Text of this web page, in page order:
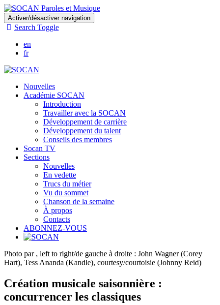
Skip
to
main
content
Activer/désactiver navigation
Search Toggle
en
fr
Nouvelles
Académie SOCAN
Introduction
Travailler avec la SOCAN
Développement de carrière
Développement du talent
Conseils des membres
Socan TV
Sections
Nouvelles
En vedette
Trucs du métier
Vu du sommet
Chanson de la semaine
À propos
Contacts
ABONNEZ-VOUS
Photo par , left to right/de gauche à droite : John Wagner (Corey
Hart), Tess Ananda (Kandle), courtesy/courtoisie (Johnny Reid)
Création musicale saisonnière :
concurrencer les classiques